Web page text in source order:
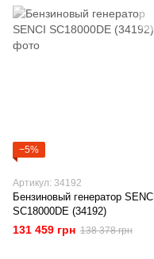
−5%
Артикул: 34192
Бензиновый генератор SENCI
SC18000DE (34192)
131 459 грн 138 378 грн